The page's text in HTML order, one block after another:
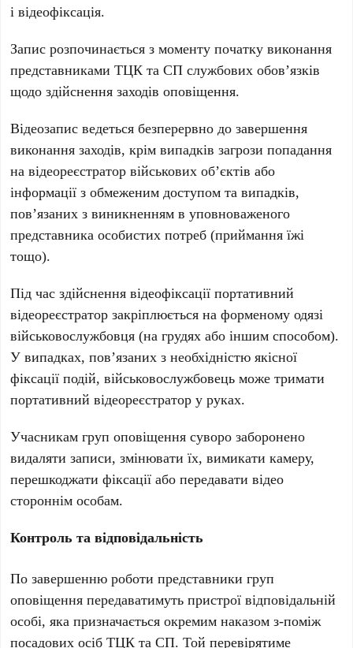
і відеофіксація.
Запис розпочинається з моменту початку виконання
представниками ТЦК та СП службових обов’язків
щодо здійснення заходів оповіщення.
Відеозапис ведеться безперервно до завершення
виконання заходів, крім випадків загрози попадання
на відеореєстратор військових об’єктів або
інформації з обмеженим доступом та випадків,
пов’язаних з виникненням в уповноваженого
представника особистих потреб (приймання їжі
тощо).
Під час здійснення відеофіксації портативний
відеореєстратор закріплюється на форменому одязі
військовослужбовця (на грудях або іншим способом).
У випадках, пов’язаних з необхідністю якісної
фіксації подій, військовослужбовець може тримати
портативний відеореєстратор у руках.
Учасникам груп оповіщення суворо заборонено
видаляти записи, змінювати їх, вимикати камеру,
перешкоджати фіксації або передавати відео
стороннім особам.
Контроль та відповідальність
По завершенню роботи представники груп
оповіщення передаватимуть пристрої відповідальній
особі, яка призначається окремим наказом з-поміж
посадових осіб ТЦК та СП. Той перевірятиме